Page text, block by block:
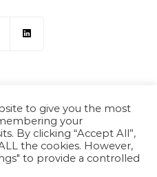
to give you the most
your
By clicking “Accept All”,
the cookies. However,
to provide a controlled